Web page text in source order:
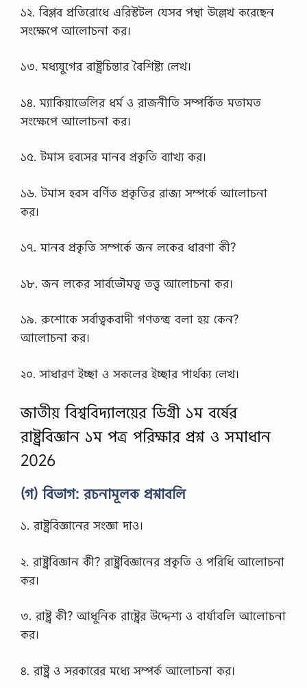
১২. বিপ্লব প্রতিরোধে এরিস্টটল যেসব পন্থা উল্লেখ করেছেন
সংক্ষেপে আলোচনা কর।
১৩. মধ্যযুগের রাষ্ট্রচিন্তার বৈশিষ্ট্য লেখ।
১৪. ম্যাকিয়াভেলির ধর্ম ও রাজনীতি সম্পর্কিত মতামত
সংক্ষেপে আলোচনা কর।
১৫. টমাস হবসের মানব প্রকৃতি ব্যাখ্য কর।
১৬. টমাস হবস বর্ণিত প্রকৃতির রাজ্য সম্পর্কে আলোচনা
কর।
১৭. মানব প্রকৃতি সম্পর্কে জন লকের ধারণা কী?
১৮. জন লকের সার্বভৌমত্ব তত্ত্ব আলোচনা কর।
১৯. রুশোকে সর্বাত্বকবাদী গণতন্ত্র বলা হয় কেন?
আলোচনা কর।
২০. সাধারণ ইচ্ছা ও সকলের ইচ্ছার পার্থক্য লেখ।
জাতীয় বিশ্ববিদ্যালয়ের ডিগ্রী ১ম বর্ষের
রাষ্ট্রবিজ্ঞান ১ম পত্র পরিক্ষার প্রশ্ন ও সমাধান
2026
(গ) বিভাগ: রচনামূলক প্রশ্নাবলি
১. রাষ্ট্রবিজ্ঞানের সংজ্ঞা দাও।
২. রাষ্ট্রবিজ্ঞান কী? রাষ্ট্রবিজ্ঞানের প্রকৃতি ও পরিধি আলোচনা
কর।
৩. রাষ্ট্র কী? আধুনিক রাষ্ট্রের উদ্দেশ্য ও বার্যাবলি আলোচনা
কর।
৪. রাষ্ট্র ও সরকারের মধ্যে সম্পর্ক আলোচনা কর।